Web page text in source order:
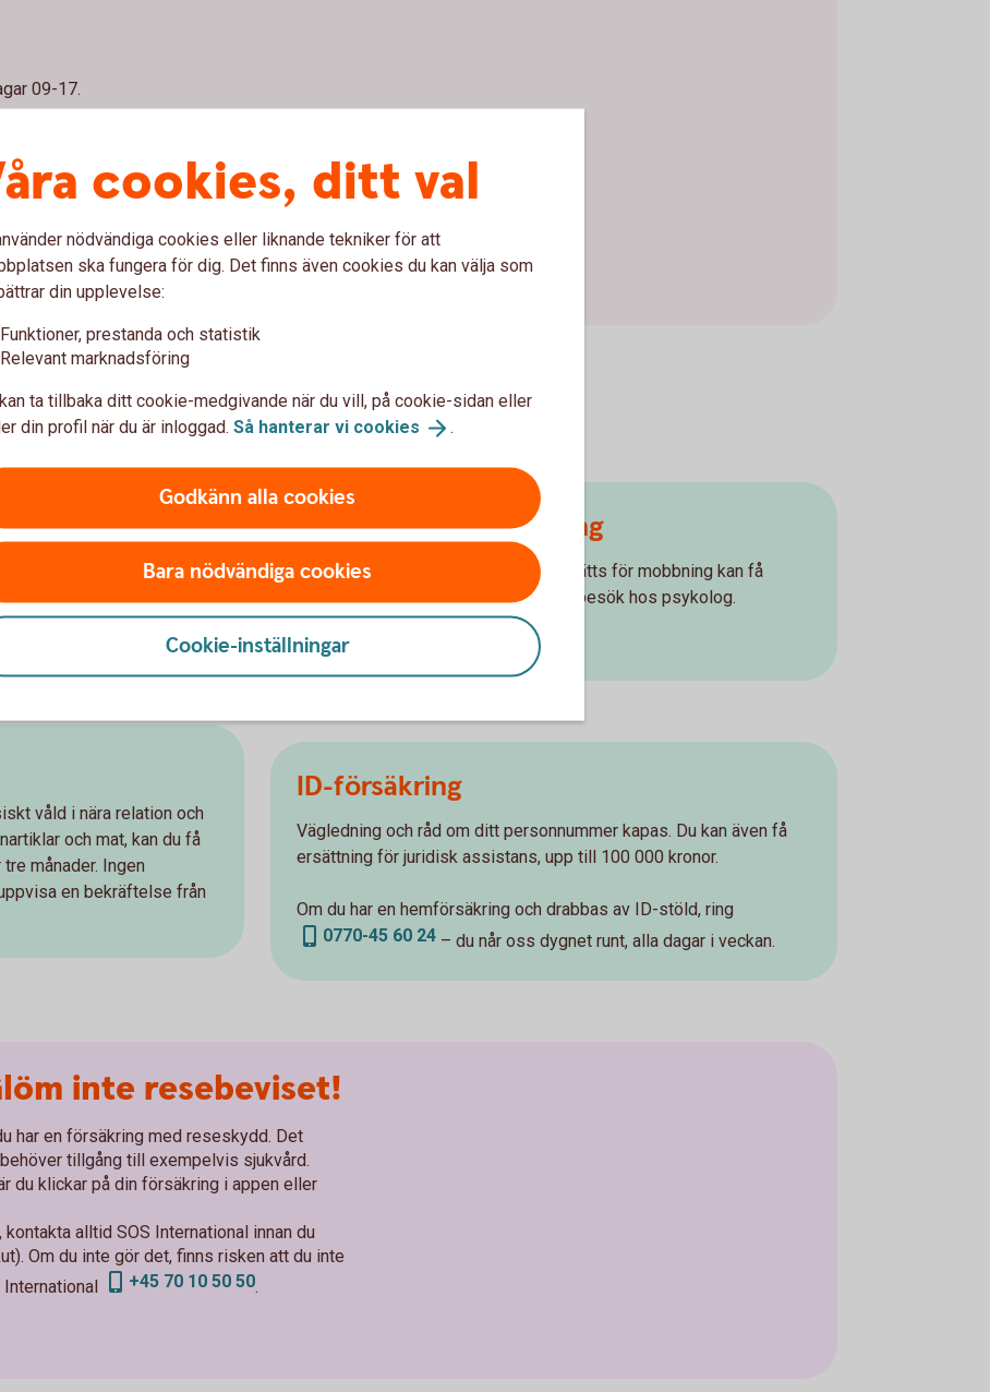
09-17.
händelser som kan
Du kan också få ersättning
våld i nära relation och
och mat, kan du få
månader. Ingen
en bekräftelse från
Ersättning vid mobbning
Barn och unga (upp till 20 år) som utsätts för mobbning kan få
ekonomisk ersättning och upp till tio besök hos psykolog.
ID-försäkring
Vägledning och råd om ditt personnummer kapas. Du kan även få
ersättning för juridisk assistans, upp till 100 000 kronor.
Om du har en hemförsäkring och drabbas av ID-stöld, ring
0770-45 60 24 – du når oss dygnet runt, alla dagar i veckan.
inte resebeviset!
har en försäkring med reseskydd. Det
tillgång till exempelvis sjukvård.
du klickar på din försäkring i appen eller
alltid SOS International innan du
Om du inte gör det, finns risken att du inte
+45 70 10 50 50.
cookies, ditt val
nödvändiga cookies eller liknande tekniker för att
ska fungera för dig. Det finns även cookies du kan välja som
din upplevelse:
Funktioner, prestanda och statistik
Relevant marknadsföring
ta tillbaka ditt cookie-medgivande när du vill, på cookie-sidan eller
din profil när du är inloggad. Så hanterar vi cookies .
Godkänn alla cookies
Bara nödvändiga cookies
Cookie-inställningar